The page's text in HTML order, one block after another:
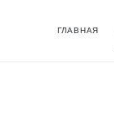
ГЛАВНАЯ